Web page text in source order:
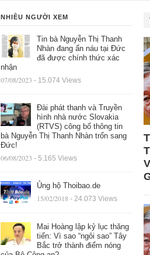
NHIỀU NGƯỜI XEM
Tin bà Nguyễn Thị Thanh
Nhàn đang ẩn náu tại Đức
đã được chính thức xác
nhận
07/08/2023 - 15.074 Views
Đài phát thanh và Truyền
hình nhà nước Slovakia
(RTVS) công bố thông tin
bà Nguyễn Thị Thanh Nhàn trốn sang
Đức!
06/08/2023 - 5.165 Views
Ủng hộ Thoibao.de
15/02/2018 - 24.073 Views
Mai Hoàng lập kỷ lục thăng
tiến: Vì sao “ngôi sao” Tây
Bắc trở thành điểm nóng